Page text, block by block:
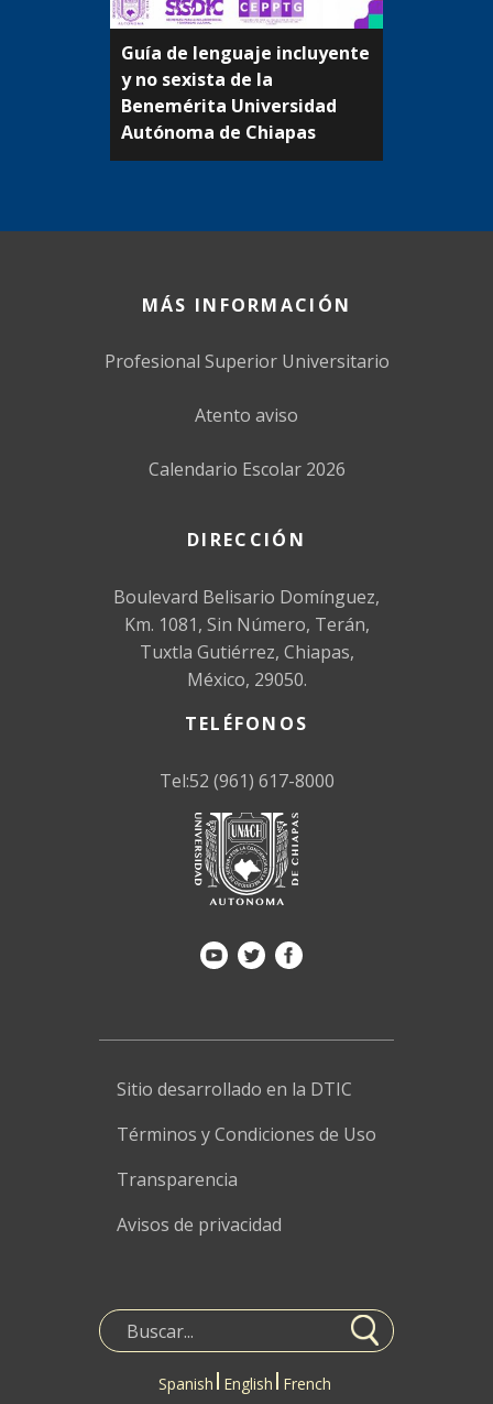
Guía de lenguaje incluyente
y no sexista de la
Beneméritа Universidad
Autónoma de Chiapas
MÁS INFORMACIÓN
Profesional Superior Universitario
Atento aviso
Calendario Escolar 2026
DIRECCIÓN
Boulevard Belisario Domínguez,
Km. 1081, Sin Número, Terán,
Tuxtla Gutiérrez, Chiapas,
México, 29050.
TELÉFONOS
Tel:52 (961) 617-8000
Sitio desarrollado en la DTIC
Términos y Condiciones de Uso
Transparencia
Avisos de privacidad
Spanish English French